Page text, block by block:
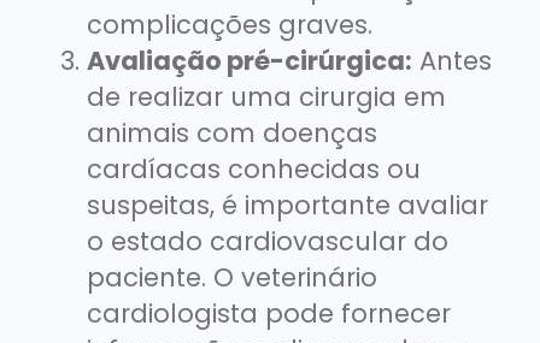
complicações graves.
Avaliação pré-cirúrgica: Antes
de realizar uma cirurgia em
animais com doenças
cardíacas conhecidas ou
suspeitas, é importante avaliar
o estado cardiovascular do
paciente. O veterinário
cardiologista pode fornecer